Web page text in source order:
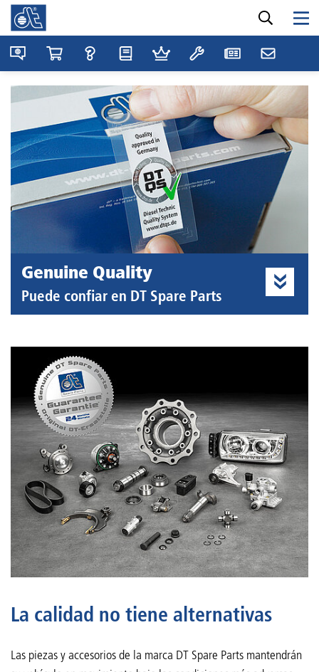
Genuine Quality
Puede confiar en DT Spare Parts
La calidad no tiene alternativas
Las piezas y accesorios de la marca DT Spare Parts mantendrán